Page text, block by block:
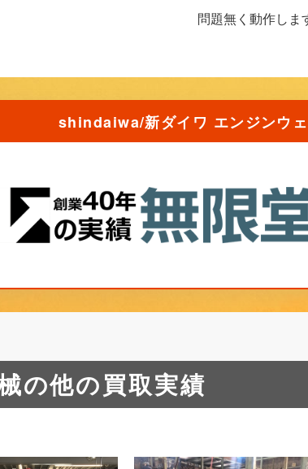
問題無く動作しま
shindaiwa/新ダイワ エンジンウ
の他の買取実績